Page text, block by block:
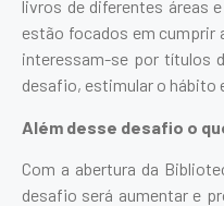
livros de diferentes áreas
estão focados em cumprir
interessam-se por títulos
desafio, estimular o hábito
Além desse desafio o
Com a abertura da
desafio será aumentar e